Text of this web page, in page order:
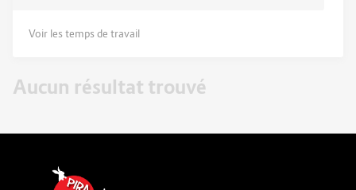
Voir les temps de travail
Aucun résultat trouvé